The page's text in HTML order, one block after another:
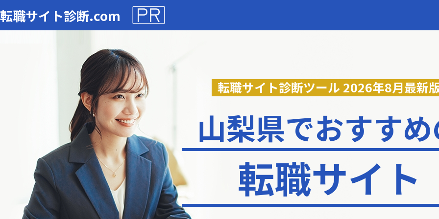
転職サイト診断.com
転職サイト診断ツール 2026年8月最新
山梨県でおすす
転職サイト